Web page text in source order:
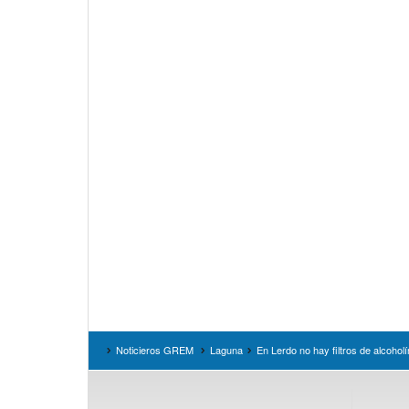
Noticieros GREM Laguna En Lerdo no hay filtros de